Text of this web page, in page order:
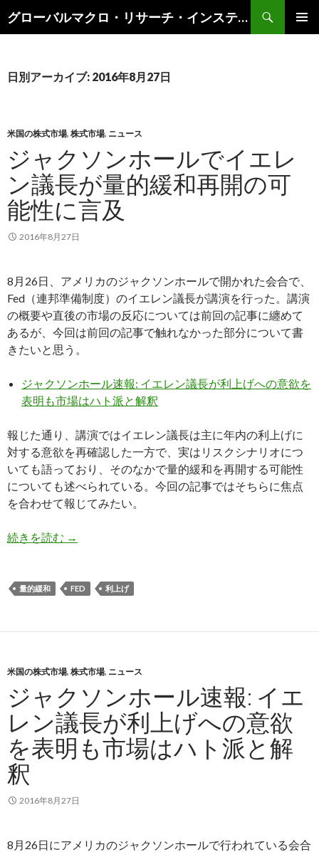
グローバルマクロ・リサーチ・インスティテュート
索
ン
キ
プ
日別アーカイブ: 2016年8月27日
米国の株式市場, 株式市場, ニュース
ジャクソンホールでイエレ
ン議長が量的緩和再開の可
能性に言及
2016年8月27日
8月26日、アメリカのジャクソンホールで開かれた会合で、
Fed（連邦準備制度）のイエレン議長が講演を行った。講演
の概要や直後の市場の反応については前回の記事に纏めて
あるが、今回は前回の記事で触れなかった部分について書
きたいと思う。
ジャクソンホール速報: イエレン議長が利上げへの意欲を
表明も市場はハト派と解釈
報じた通り、講演ではイエレン議長は主に年内の利上げに
対する意欲を再確認した一方で、実はリスクシナリオにつ
いても語っており、そのなかで量的緩和を再開する可能性
についても述べられている。今回の記事ではそちらに焦点
を合わせて報じてみたい。
続きを読む ジャクソンホールでイエレン議長が量的緩和再
→
量的緩和 FED 利上げ
米国の株式市場, 株式市場, ニュース
ジャクソンホール速報: イエ
レン議長が利上げへの意欲
を表明も市場はハト派と解
釈
2016年8月27日
8月26日にアメリカのジャクソンホールで行われている会合